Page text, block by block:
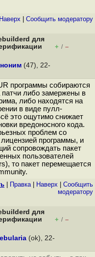
Наверх Cообщить модератору
для
+ / –
(47), 22-
программы собираются
патчи либо замержены в
либо находятся на
в виде пулл-
это ощутимо снижает
вредоносного кода.
проблем со
программы, и
сопровождать пакет
пользователей
то пакет перемещается
Правка| Наверх
Cообщить
модератору
для
+ / –
(ok), 22-